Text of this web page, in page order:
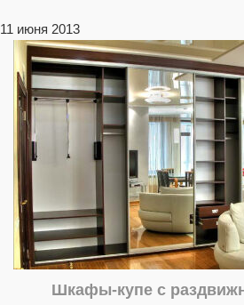
11 июня 2013
Шкафы-купе с